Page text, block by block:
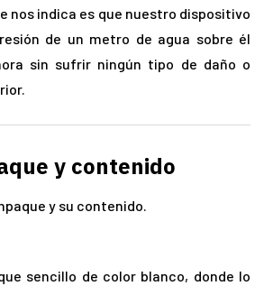
nos indica es que nuestro dispositivo
de un metro de agua sobre él
sin sufrir ningún tipo de daño o
y contenido
y su contenido.
sencillo de color blanco, donde lo